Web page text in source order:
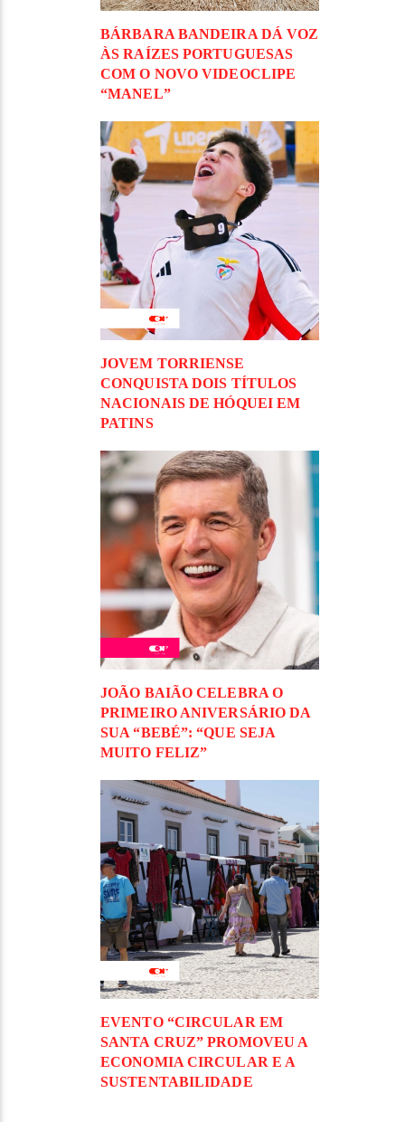
BÁRBARA BANDEIRA DÁ VOZ
ÀS RAÍZES PORTUGUESAS
COM O NOVO VIDEOCLIPE
“MANEL”
JOVEM TORRIENSE
CONQUISTA DOIS TÍTULOS
NACIONAIS DE HÓQUEI EM
PATINS
JOÃO BAIÃO CELEBRA O
PRIMEIRO ANIVERSÁRIO DA
SUA “BEBÉ”: “QUE SEJA
MUITO FELIZ”
EVENTO “CIRCULAR EM
SANTA CRUZ” PROMOVEU A
ECONOMIA CIRCULAR E A
SUSTENTABILIDADE